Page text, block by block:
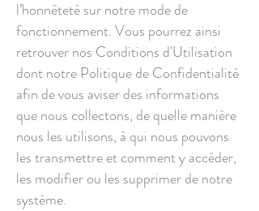
l’honnêteté sur notre mode de
fonctionnement. Vous pourrez ainsi
retrouver nos Conditions d'Utilisation
dont notre Politique de Confidentialité
afin de vous aviser des informations
que nous collectons, de quelle manière
nous les utilisons, à qui nous pouvons
les transmettre et comment y accéder,
les modifier ou les supprimer de notre
système.